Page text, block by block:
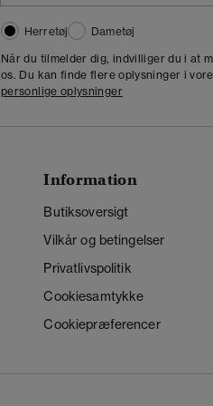
Herretøj
Dametøj
Når du tilmelder dig, indvilliger du i at
os. Du kan finde flere oplysninger i
personlige oplysninger
Information
Butiksoversigt
Vilkår og betingelser
Privatlivspolitik
Cookiesamtykke
Cookiepræferencer